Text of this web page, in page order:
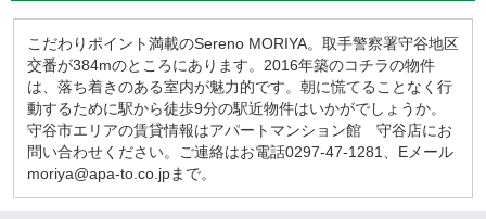
こだわりポイント満載のSereno MORIYA。取手警察署守谷地区
交番が384mのところにあります。2016年築のコチラの物件
は、落ち着きのある室内が魅力的です。朝に慌てることなく行
動するために駅から徒歩9分の駅近物件はいかがでしょうか。
守谷市エリアの賃貸情報はアパートマンション館 守谷店にお
問い合わせください。ご連絡はお電話0297-47-1281、Eメール
moriya@apa-to.co.jpまで。